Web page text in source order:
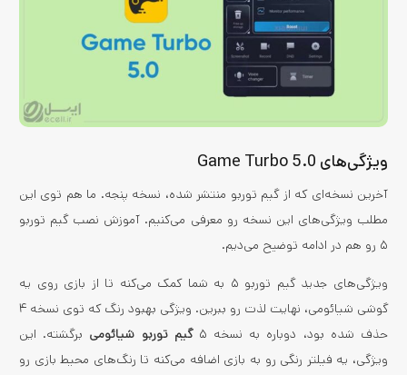
ویژگی‌های Game Turbo 5.0
آخرین نسخه‌ای که از گیم توربو منتشر شده، نسخه پنجه. ما هم توی این
مطلب ویژگی‌های این نسخه رو معرفی می‌کنیم. آموزش نصب گیم توربو
۵ رو هم در ادامه توضیح می‌دیم.
ویژگی‌های جدید گیم توربو ۵ به شما کمک می‌کنه تا از بازی روی یه
گوشی شیائومی،‌ نهایت لذت رو ببرین. ویژگی بهبود رنگ که توی نسخه ۴
حذف شده بود، دوباره به نسخه ۵
گیم توربو شیائومی برگشته. این
ویژگی، یه فیلتر رنگی رو به بازی اضافه می‌کنه تا رنگ‌های محیط بازی رو